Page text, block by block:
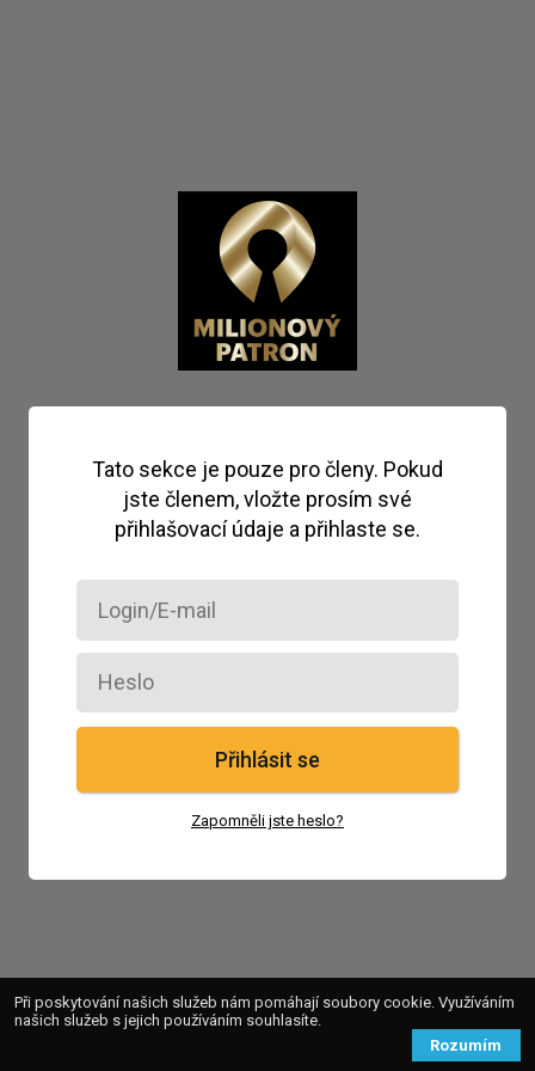
Tato sekce je pouze pro členy. Pokud
jste členem, vložte prosím své
přihlašovací údaje a přihlaste se.
Přihlásit se
Zapomněli jste heslo?
Při poskytování našich služeb nám pomáhají soubory cookie. Využíváním
našich služeb s jejich používáním souhlasíte.
Rozumím